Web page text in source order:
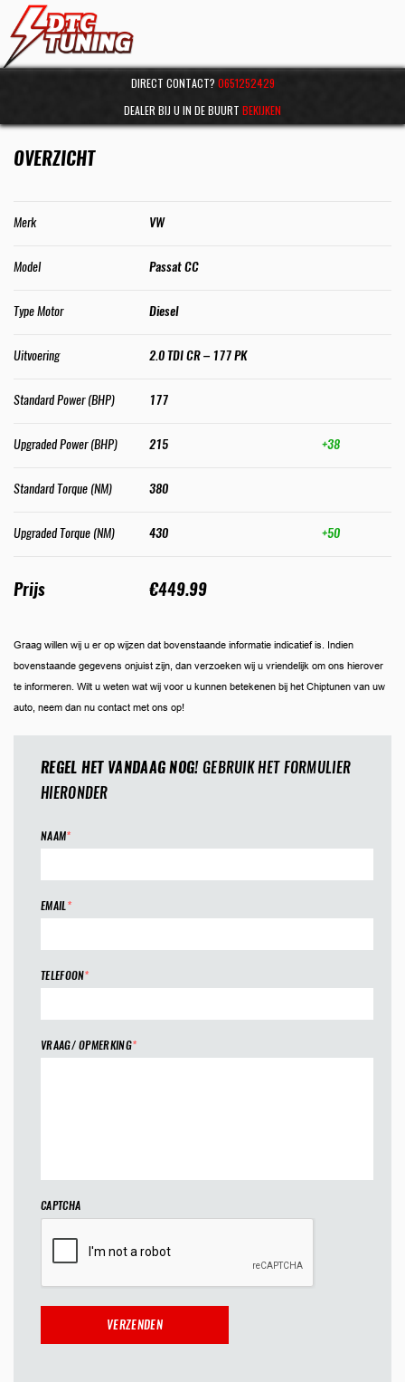
DIRECT CONTACT? 0651252429
DEALER BIJ U IN DE BUURT BEKIJKEN
OVERZICHT
Merk VW
Model Passat CC
Type Motor Diesel
Uitvoering 2.0 TDI CR – 177 PK
Standard Power (BHP) 177
Upgraded Power (BHP) 215 +38
Standard Torque (NM) 380
Upgraded Torque (NM) 430 +50
Prijs €449.99
Graag willen wij u er op wijzen dat bovenstaande informatie indicatief is. Indien
bovenstaande gegevens onjuist zijn, dan verzoeken wij u vriendelijk om ons hierover
te informeren. Wilt u weten wat wij voor u kunnen betekenen bij het Chiptunen van uw
auto, neem dan nu contact met ons op!
REGEL HET VANDAAG NOG!GEBRUIK HET FORMULIER
HIERONDER
NAAM*
EMAIL*
TELEFOON*
VRAAG/ OPMERKING*
CAPTCHA